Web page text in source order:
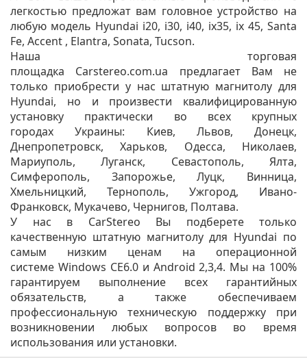
легкостью предложат вам головное устройство на
любую модель Hyundai i20, i30, i40, ix35, ix 45, Santa
Fe, Accent , Elantra, Sonata, Tucson.
Наша торговая
площадка Carstereo.com.ua предлагает Вам не
только приобрести у нас штатную магнитолу для
Hyundai, но и произвести квалифицированную
установку практически во всех крупных
городах Украины: Киев, Львов, Донецк,
Днепропетровск, Харьков, Одесса, Николаев,
Мариуполь, Луганск, Севастополь, Ялта,
Симферополь, Запорожье, Луцк, Винница,
Хмельницкий, Тернополь, Ужгород, Ивано-
Франковск, Мукачево, Чернигов, Полтава.
У нас в CarStereo Вы подберете только
качественную штатную магнитолу для Hyundai по
самым низким ценам на операционной
системе Windows CE6.0 и Android 2,3,4. Мы на 100%
гарантируем выполнение всех гарантийных
обязательств, а также обеспечиваем
профессиональную техническую поддержку при
возникновении любых вопросов во время
использования или установки.